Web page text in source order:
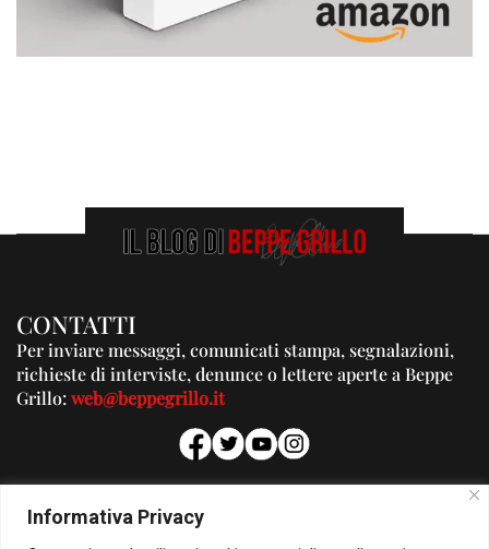
Informativa Privacy
CONTATTI
Per inviare messaggi, comunicati stampa, segnalazioni,
richieste di interviste, denunce o lettere aperte a Beppe
Grillo:web@beppegrillo.it
PUBBLICITA'
Per la tua pubblicità su questo Blog: